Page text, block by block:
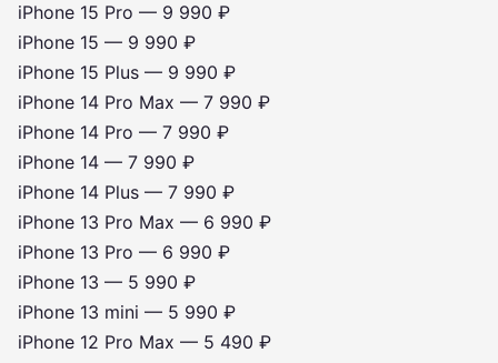
iPhone 15 Pro — 9 990 ₽
iPhone 15 — 9 990 ₽
iPhone 15 Plus — 9 990 ₽
iPhone 14 Pro Max — 7 990 ₽
iPhone 14 Pro — 7 990 ₽
iPhone 14 — 7 990 ₽
iPhone 14 Plus — 7 990 ₽
iPhone 13 Pro Max — 6 990 ₽
iPhone 13 Pro — 6 990 ₽
iPhone 13 — 5 990 ₽
iPhone 13 mini — 5 990 ₽
iPhone 12 Pro Max — 5 490 ₽